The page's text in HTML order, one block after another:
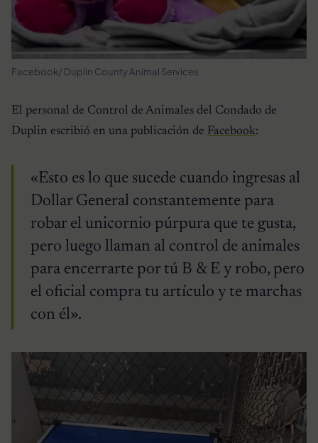
Facebook/ Duplin County Animal Services
El personal de Control de Animales del Condado de
Duplin escribió en una publicación de Facebook:
«Esto es lo que sucede cuando ingresas al
Dollar General constantemente para
robar el unicornio púrpura que te gusta,
pero luego llaman al control de animales
para encerrarte por tú B & E y robo, pero
el oficial compra tu artículo y te marchas
con él».